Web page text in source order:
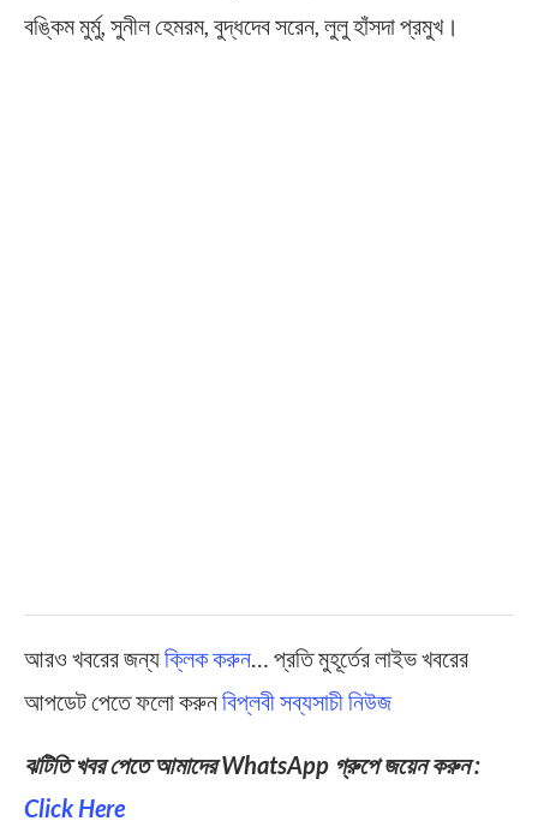
বঙ্কিম মুর্মু, সুনীল হেমরম, বুদ্ধদেব সরেন, লুলু হাঁসদা প্রমুখ।
আরও খবরের জন্যক্লিক করুন … প্রতি মুহূর্তের লাইভ খবরের
আপডেট পেতে ফলো করুনবিপ্লবী সব্যসাচী নিউজ
ঝটিতি খবর পেতে আমাদের WhatsApp গ্রুপে জয়েন করুন :
Click Here